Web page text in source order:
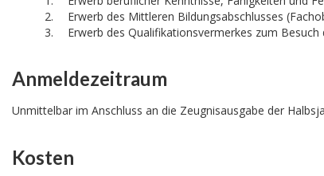
Erwerb des Mittleren Bildungsabschlusses
Erwerb des Qualifikationsvermerkes zum
Anmeldezeitraum
Unmittelbar im Anschluss an die Zeugnisausgabe der
Kosten